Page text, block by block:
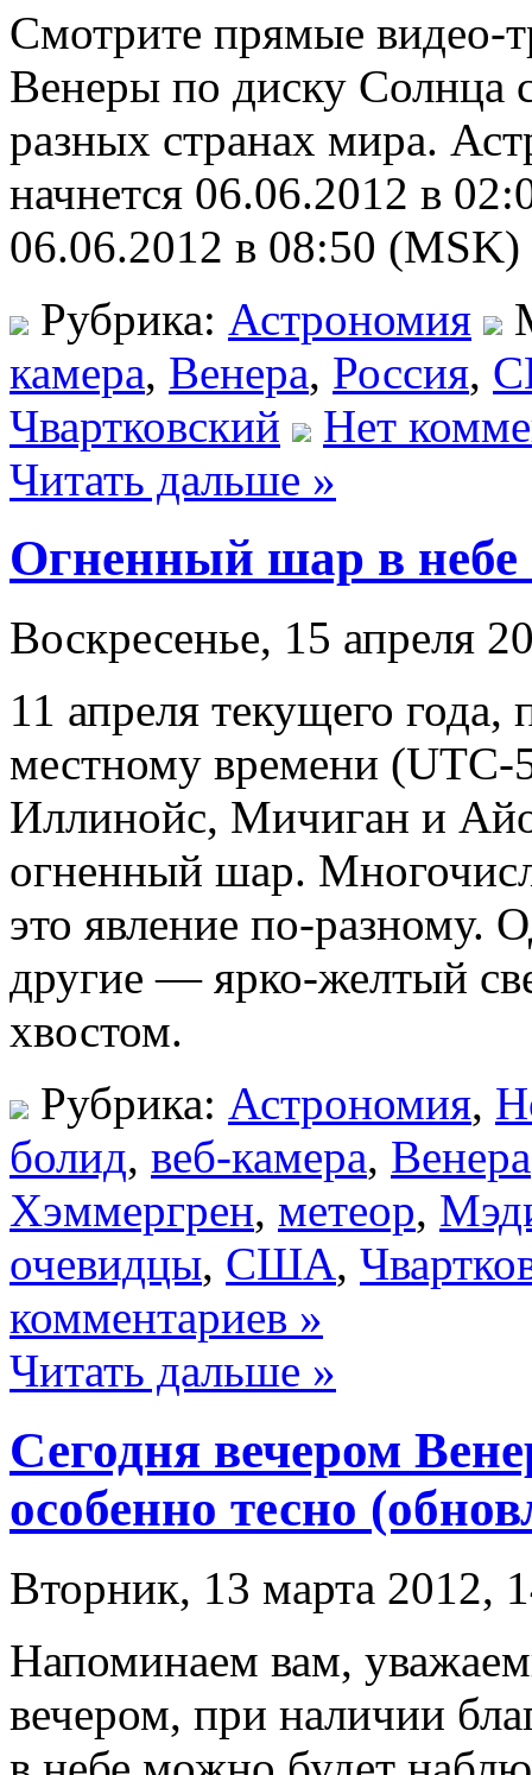
Смотрите прямые видео-
Венеры по диску Солнца
разных странах мира.
начнется 06.06.2012 в
06.06.2012 в 08:50 (MSK)
Рубрика: Астрономия
камера, Венера, Россия,
Чвартковский
Нет
Читать дальше »
Огненный шар в
Воскресенье, 15 апреля
11 апреля текущего
местному времени (UTC-
Иллинойс, Мичиган и
огненный шар.
это явление по-разному.
другие — ярко-желтый
хвостом.
Рубрика: Астрономия,
болид, веб-камера, Венера
Хэммергрен, метеор,
очевидцы, США,
комментариев »
Читать дальше »
Сегодня вечером
особенно тесно
Вторник, 13 марта 2012,
Напоминаем вам,
вечером, при наличии